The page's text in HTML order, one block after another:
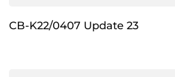
CB-K22/0407 Update 23